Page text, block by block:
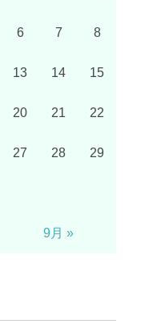
6 7 8
13 14 15
20 21 22
27 28 29
9月 »